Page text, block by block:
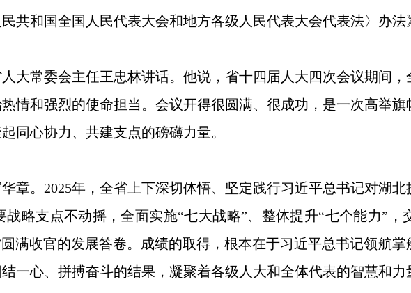
共和国全国人民代表大会和地方各级人民代表大会代表法〉办法
大常委会主任王忠林讲话。他说，省十四届人大四次会议期间
情和强烈的使命担当。会议开得很圆满、很成功，是一次高举
同心协力、共建支点的磅礴力量。
章。2025年，全省上下深切体悟、坚定践行习近平总书记对湖
略支点不动摇，全面实施“七大战略”、整体提升“七个能力”
满收官的发展答卷。成绩的取得，根本在于习近平总书记领航
一心、拼搏奋斗的结果，凝聚着各级人大和全体代表的智慧和力